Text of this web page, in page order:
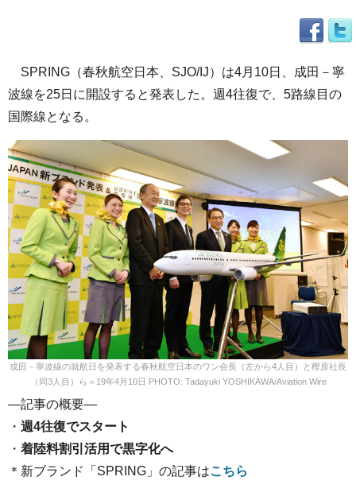
SPRING（春秋航空日本、SJO/IJ）は4月10日、成田－寧
波線を25日に開設すると発表した。週4往復で、5路線目の
国際線となる。
成田－寧波線の就航日を発表する春秋航空日本のワン会長（左から4人目）と樫原社長
（同3人目）ら＝19年4月10日 PHOTO: Tadayuki YOSHIKAWA/Aviation Wire
—記事の概要—
・ 週4往復でスタート
・ 着陸料割引活用で黒字化へ
＊新ブランド「SPRING」の記事はこちら